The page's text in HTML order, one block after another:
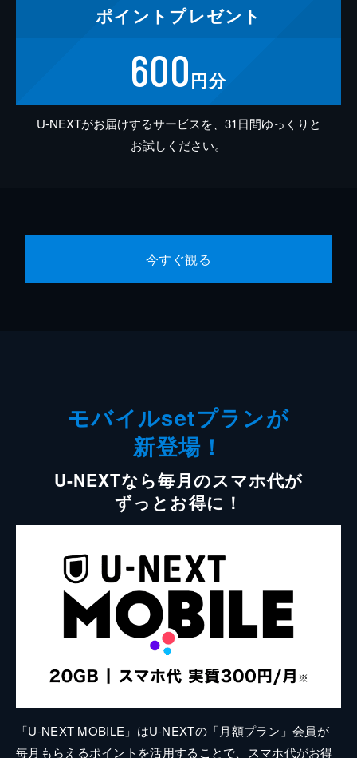
ポイント プレゼント
600円分
U-NEXTがお届けするサービスを、31日間ゆっくりと
お試しください。
今すぐ観る
モバイルsetプランが
新登場！
U-NEXTなら毎月のスマホ代が
ずっとお得に！
「U-NEXT MOBILE」はU-NEXTの「月額プラン」会員が
毎月もらえるポイントを活用することで、スマホ代がお得